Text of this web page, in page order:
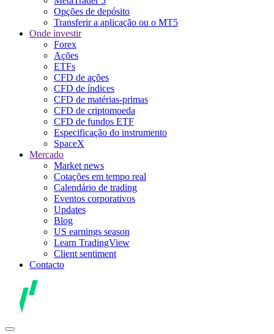
Opções de depósito
Transferir a aplicação ou o MT5
Onde investir
Forex
Ações
ETFs
CFD de ações
CFD de índices
CFD de matérias-primas
CFD de criptomoeda
CFD de fundos ETF
Especificação do instrumento
SpaceX
Mercado
Market news
Cotações em tempo real
Calendário de trading
Eventos corporativos
Updates
Blog
US earnings season
Learn TradingView
Client sentiment
Contacto